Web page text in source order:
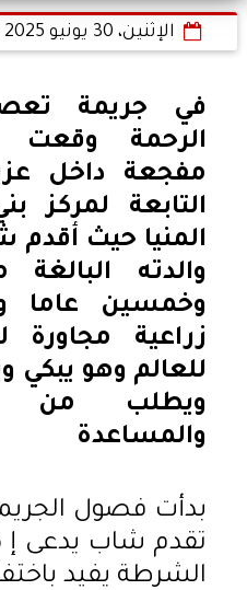
الإثنين، 30 يونيو 2025
في جريمة
الرحمة وقعت
مفجعة داخل
التابعة لمركز
المنيا حيث أقدم
والدته
وخمسين عاما
زراعية مجاورة
للعالم وهو يبكي
ويطلب من
والمساعدة
بدأت فصول
تقدم شاب يدعى
الشرطة يفيد